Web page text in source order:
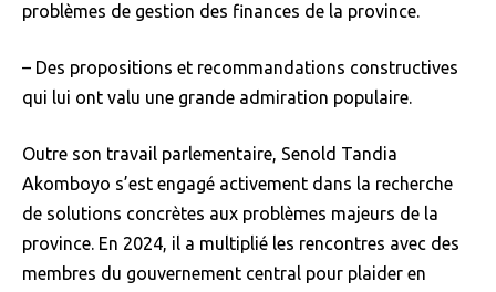
problèmes de gestion des finances de la province.
– Des propositions et recommandations constructives
qui lui ont valu une grande admiration populaire.
Outre son travail parlementaire, Senold Tandia
Akomboyo s’est engagé activement dans la recherche
de solutions concrètes aux problèmes majeurs de la
province. En 2024, il a multiplié les rencontres avec des
membres du gouvernement central pour plaider en